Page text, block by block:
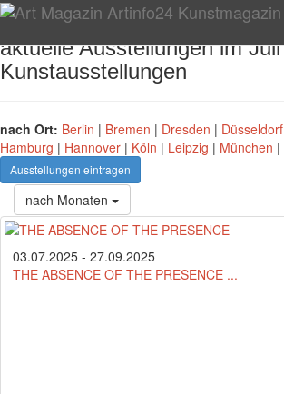
aktuelle Ausstellungen im Juli
Kunstausstellungen
nach Ort: Berlin | Bremen | Dresden | Düsseldorf
Hamburg | Hannover | Köln | Leipzig | München |
Ausstellungen eintragen
nach Monaten
03.07.2025 - 27.09.2025
THE ABSENCE OF THE PRESENCE ...